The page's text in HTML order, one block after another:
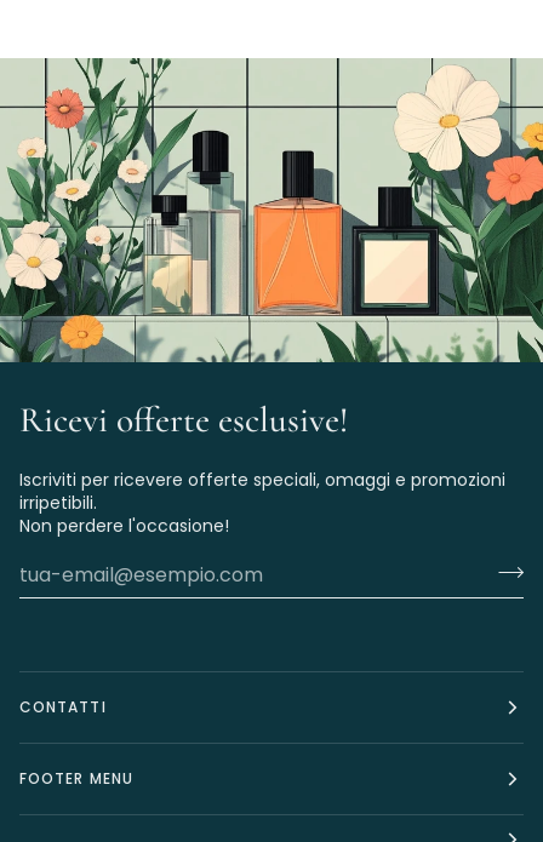
Ricevi offerte esclusive!
Iscriviti per ricevere offerte speciali, omaggi e promozioni
irripetibili.
Non perdere l'occasione!
CONTATTI
FOOTER MENU